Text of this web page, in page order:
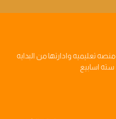
منصه تعليميه وادارتها من البدايه
سته اسابيع